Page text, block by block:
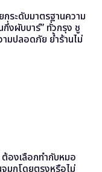
กระดับมาตรฐานความ
งผับบาร์” ทั่วกรุง ชู
มปลอดภัย ย้ำร้านไม่
องเลือกทำกับหมอ
จมูกโดยตรงหรือไม่